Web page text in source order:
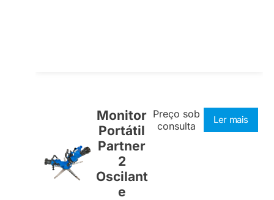
Monitor
Portátil
Partner
2
Oscilant
e
Preço sob
consulta
Ler mais